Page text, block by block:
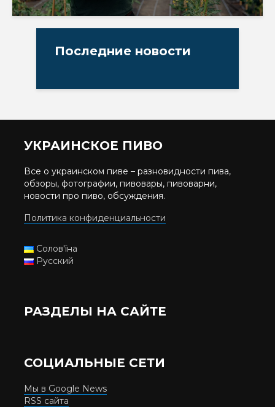
Последние новости
УКРАИНСКОЕ ПИВО
Все о украинском пиве – разновидности пива,
обзоры, фотографии, пивовары, пивоварни,
новости про пиво, обсуждения.
Политика конфиденциальности
Солов'їна
Русский
РАЗДЕЛЫ НА САЙТЕ
СОЦИАЛЬНЫЕ СЕТИ
Мы в Google News
RSS сайта